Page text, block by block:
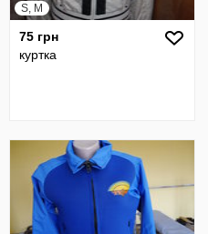
S, M
75 грн
куртка